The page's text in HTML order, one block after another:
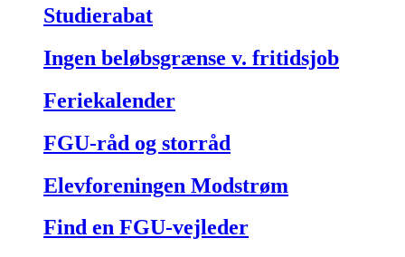
Studierabat
Ingen beløbsgrænse v. fritidsjob
Feriekalender
FGU-råd og storråd
Elevforeningen Modstrøm
Find en FGU-vejleder